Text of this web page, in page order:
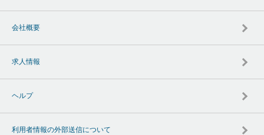
会社概要
求人情報
ヘルプ
利用者情報の外部送信について